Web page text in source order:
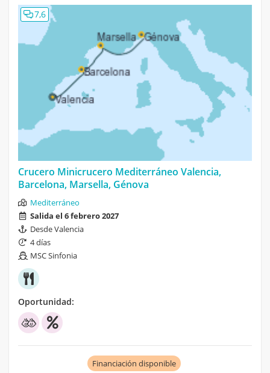
7,6
Crucero Minicrucero Mediterráneo Valencia,
Barcelona, Marsella, Génova
Mediterráneo
Salida el 6 febrero 2027
Desde Valencia
4 días
MSC Sinfonia
Oportunidad:
Financiación disponible